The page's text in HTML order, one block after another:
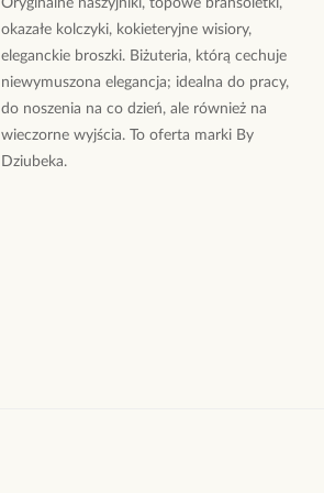
Oryginalne naszyjniki, topowe bransoletki,
okazałe kolczyki, kokieteryjne wisiory,
eleganckie broszki. Biżuteria, którą cechuje
niewymuszona elegancja; idealna do pracy,
do noszenia na co dzień, ale również na
wieczorne wyjścia. To oferta marki By
Dziubeka.